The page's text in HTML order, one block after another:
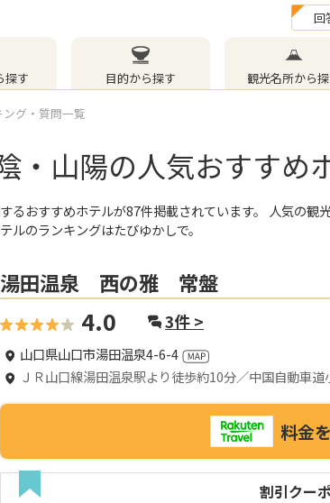
回
探す 目的から探す 観光名所から
グ・質問一覧
・山陽の人気おすすめ
るおすすめホテルが87件掲載されています。 人気の観
ルのランキングはたびゆかしで。
湯田温泉 西の雅 常盤
4.0 3件 >
山口県山口市湯田温泉4-6-4
ＪＲ山口線湯田温泉駅より徒歩約10分／中国自動車
料金
割引クー